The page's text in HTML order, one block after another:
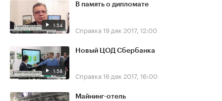
1:54
В память о дипломате
Справка 19 дек 2017, 12:00
1:58
Новый ЦОД Сбербанка
Справка 16 дек 2017, 16:00
Майнинг-отель